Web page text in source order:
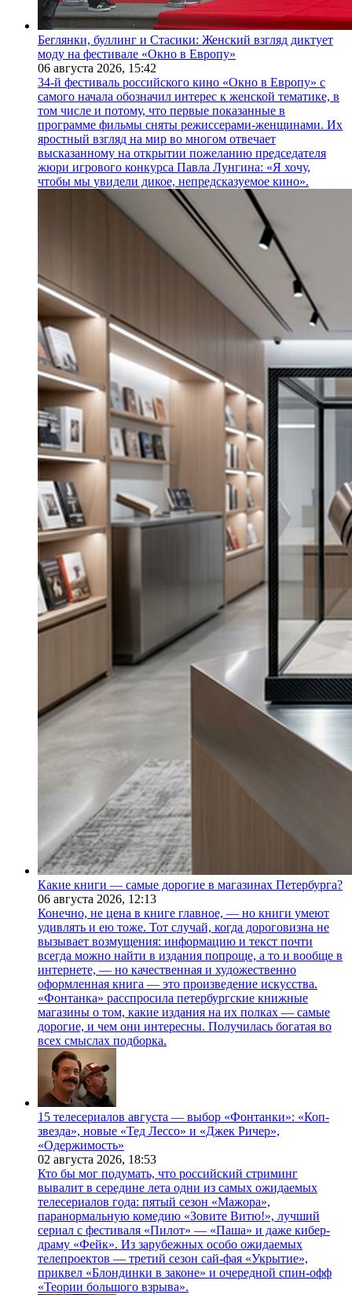
Беглянки, буллинг и Стасики: Женский взгляд диктует
моду на фестивале «Окно в Европу»
06 августа 2026, 15:42
34-й фестиваль российского кино «Окно в Европу» с
самого начала обозначил интерес к женской тематике, в
том числе и потому, что первые показанные в
программе фильмы сняты режиссерами-женщинами. Их
яростный взгляд на мир во многом отвечает
высказанному на открытии пожеланию председателя
жюри игрового конкурса Павла Лунгина: «Я хочу,
чтобы мы увидели дикое, непредсказуемое кино».
Какие книги — самые дорогие в магазинах Петербурга?
06 августа 2026, 12:13
Конечно, не цена в книге главное, — но книги умеют
удивлять и ею тоже. Тот случай, когда дороговизна не
вызывает возмущения: информацию и текст почти
всегда можно найти в издания попроще, а то и вообще в
интернете, — но качественная и художественно
оформленная книга — это произведение искусства.
«Фонтанка» расспросила петербургские книжные
магазины о том, какие издания на их полках — самые
дорогие, и чем они интересны. Получилась богатая во
всех смыслах подборка.
15 телесериалов августа — выбор «Фонтанки»: «Коп-
звезда», новые «Тед Лессо» и «Джек Ричер»,
«Одержимость»
02 августа 2026, 18:53
Кто бы мог подумать, что российский стриминг
вывалит в середине лета одни из самых ожидаемых
телесериалов года: пятый сезон «Мажора»,
паранормальную комедию «Зовите Витю!», лучший
сериал с фестиваля «Пилот» — «Паша» и даже кибер-
драму «Фейк». Из зарубежных особо ожидаемых
телепроектов — третий сезон сай-фая «Укрытие»,
приквел «Блондинки в законе» и очередной спин-офф
«Теории большого взрыва».